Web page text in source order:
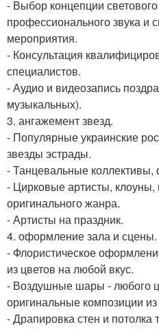
- Выбор концепции
профессионального звука и
мероприятия.
- Консультация
специалистов.
- Аудио и видеозапись
музыкальных).
3. ангажемент звезд.
- Популярные украинские
звезды эстрады.
- Танцевальные
- Цирковые артисты,
оригинального жанра.
- Артисты на праздник.
4. оформление зала и сцены.
- Флористическое
из цветов на любой вкус.
- Воздушные шары - любого
оригинальные композиции
- Драпировка стен и потолка